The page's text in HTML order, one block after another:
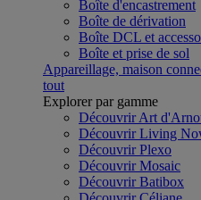
Boîte d'encastrement
Boîte de dérivation
Boîte DCL et
Boîte et prise de sol
Appareillage, maison
tout
Explorer par gamme
Découvrir Art
Découvrir Living
Découvrir Plexo
Découvrir Mosaic
Découvrir Batibox